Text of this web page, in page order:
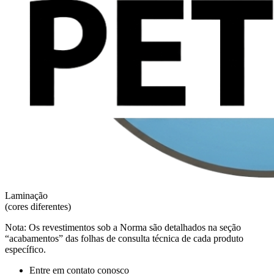
Laminação
(cores diferentes)
Nota: Os revestimentos sob a Norma são detalhados na seção
“acabamentos” das folhas de consulta técnica de cada produto
específico.
Entre em contato conosco